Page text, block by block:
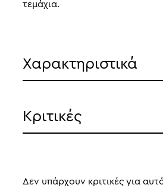
τεμάχια.
Χαρακτηριστικά
Κριτικές
Δεν υπάρχουν κριτικές για